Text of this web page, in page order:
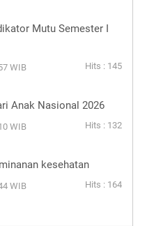
Mutu Semester I
WIB Hits : 145
Anak Nasional 2026
WIB Hits : 132
kesehatan
WIB Hits : 164